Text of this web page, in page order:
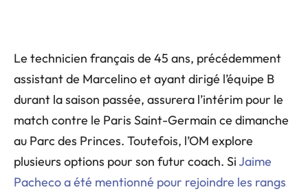
Le technicien français de 45 ans, précédemment
assistant de Marcelino et ayant dirigé l’équipe B
durant la saison passée, assurera l’intérim pour le
match contre le Paris Saint-Germain ce dimanche
au Parc des Princes. Toutefois, l’OM explore
plusieurs options pour son futur coach. SiJaime
Pacheco a été mentionné pour rejoindre les rangs